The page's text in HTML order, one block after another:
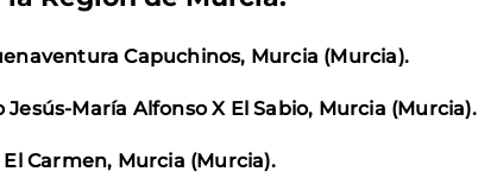
Capuchinos, Murcia (Murcia).
María Alfonso X El Sabio, Murcia (Murcia).
Carmen, Murcia (Murcia).